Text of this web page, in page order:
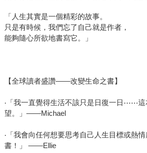
「人生其實是一個精彩的故事。
只是有時候，我們忘了自己就是作者，
能夠隨心所欲地書寫它。」
【全球讀者盛讚——改變生命之書】
‧「我一直覺得生活不該只是日復一日⋯⋯這
望。」——Michael
‧「我會向任何想要思考自己人生目標或熱
書！」 ——Ellie